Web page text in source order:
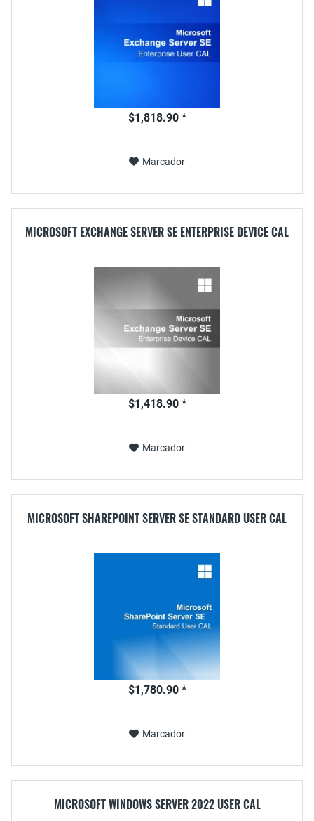
$1,818.90 *
Marcador
MICROSOFT EXCHANGE SERVER SE ENTERPRISE DEVICE CAL
$1,418.90 *
Marcador
MICROSOFT SHAREPOINT SERVER SE STANDARD USER CAL
$1,780.90 *
Marcador
MICROSOFT WINDOWS SERVER 2022 USER CAL